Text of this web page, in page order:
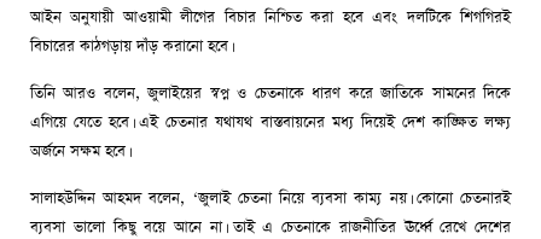
আইন অনুযায়ী আওয়ামী লীগের বিচার নিশ্চিত করা হবে এবং দলটিকে শিগগিরই
বিচারের কাঠগড়ায় দাঁড় করানো হবে।
তিনি আরও বলেন, জুলাইয়ের স্বপ্ন ও চেতনাকে ধারণ করে জাতিকে সামনের দিকে
এগিয়ে যেতে হবে। এই চেতনার যথাযথ বাস্তবায়নের মধ্য দিয়েই দেশ কাঙ্ক্ষিত লক্ষ্য
অর্জনে সক্ষম হবে।
সালাহউদ্দিন আহমদ বলেন, ‘জুলাই চেতনা নিয়ে ব্যবসা কাম্য নয়। কোনো চেতনারই
ব্যবসা ভালো কিছু বয়ে আনে না। তাই এ চেতনাকে রাজনীতির ঊর্ধ্বে রেখে দেশের